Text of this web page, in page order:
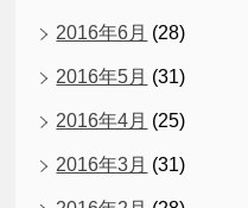
2016年6月 (28)
2016年5月 (31)
2016年4月 (25)
2016年3月 (31)